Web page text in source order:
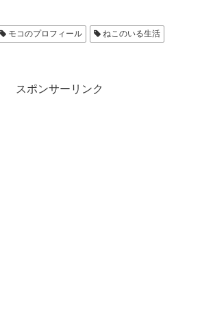
モコのプロフィール
ねこのいる生活
スポンサーリンク